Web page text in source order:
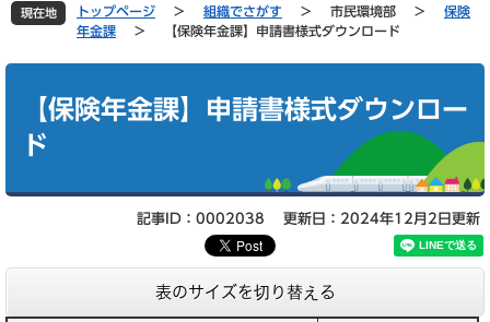
文
現在地 トップページ > 組織でさがす > 市民環境部 >
保険
年金課
> 【保険年金課】申請書様式ダウンロード
【保険年金課】申請書様式ダウンロー
ド
記事ID：0002038 更新日：2024年12月2日更新
表のサイズを切り替える